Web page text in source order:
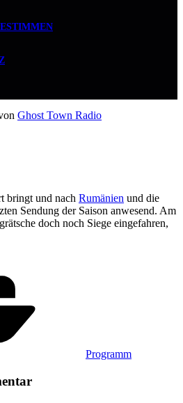
Ghost Town Radio
bringt und nach Rumänien und die
Sendung der Saison anwesend. Am
doch noch Siege eingefahren,
Programm